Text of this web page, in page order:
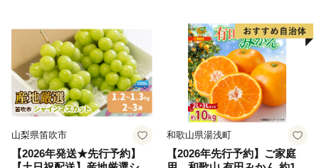
果肉 長野県産 小諸市
山梨県笛吹市
【2026年発送★先行予約】
和歌山県湯浅町
【2026年先行予約】ご家庭